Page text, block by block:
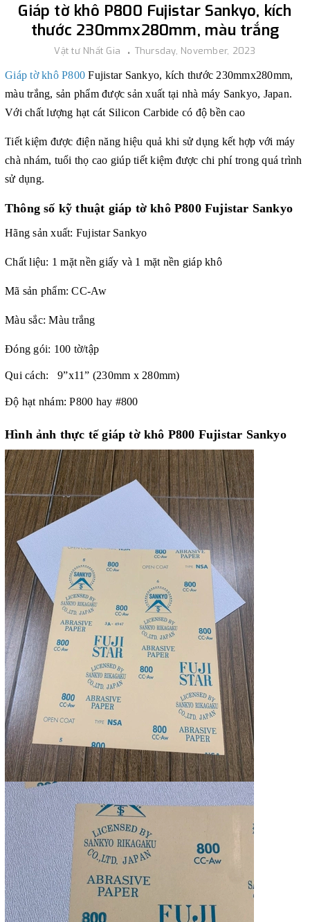
Giáp tờ khô P800 Fujistar Sankyo, kích
thước 230mmx280mm, màu trắng
Vật tư Nhất Gia Thursday, November, 2023
Giáp tờ khô P800 Fujistar Sankyo, kích thước 230mmx280mm,
màu trắng, sản phẩm được sản xuất tại nhà máy Sankyo, Japan.
Với chất lượng hạt cát Silicon Carbide có độ bền cao
Tiết kiệm được điện năng hiệu quả khi sử dụng kết hợp với máy
chà nhám, tuổi thọ cao giúp tiết kiệm được chi phí trong quá trình
sử dụng.
Thông số kỹ thuật giáp tờ khô P800 Fujistar Sankyo
Hãng sản xuất: Fujistar Sankyo
Chất liệu: 1 mặt nền giấy và 1 mặt nền giáp khô
Mã sản phẩm: CC-Aw
Màu sắc: Màu trắng
Đóng gói: 100 tờ/tập
Qui cách: 9”x11” (230mm x 280mm)
Độ hạt nhám: P800 hay #800
Hình ảnh thực tế giáp tờ khô P800 Fujistar Sankyo